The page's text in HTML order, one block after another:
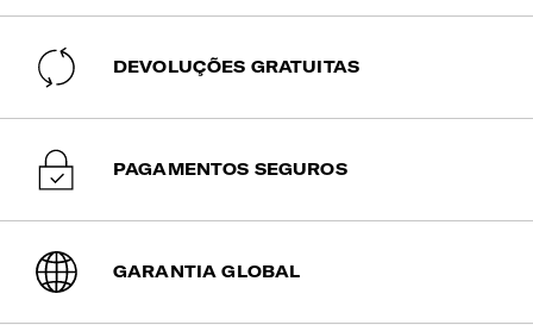
Compartimento Superior
Divisória com fecho de correr e com bolso para húmidos.
Compartimento Inferior
DEVOLUÇÕES GRATUITAS
PAGAMENTOS SEGUROS
GARANTIA GLOBAL